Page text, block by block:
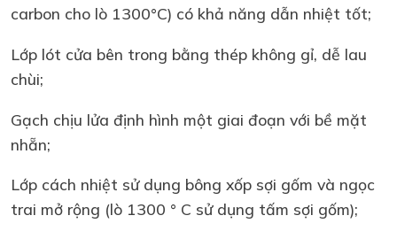
carbon cho lò 1300°C) có khả năng dẫn nhiệt tốt;
Lớp lót cửa bên trong bằng thép không gỉ, dễ lau
chùi;
Gạch chịu lửa định hình một giai đoạn với bề mặt
nhẵn;
Lớp cách nhiệt sử dụng bông xốp sợi gốm và ngọc
trai mở rộng (lò 1300 ° C sử dụng tấm sợi gốm);